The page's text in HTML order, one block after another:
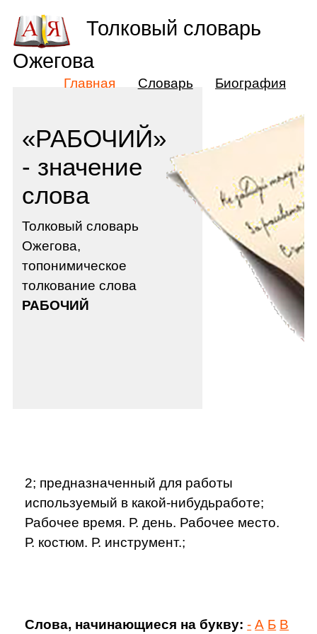
«РАБОЧИЙ»
- значение
слова
Толковый словарь
Ожегова,
топонимическое
толкование слова
РАБОЧИЙ
2; предназначенный для работы
используемый в какой-нибудьработе;
Рабочее время. Р. день. Рабочее место.
Р. костюм. Р. инструмент.;
Слова, начинающиеся на букву: - А Б В
Толковый словарь
Ожегова
Главная Словарь Биография